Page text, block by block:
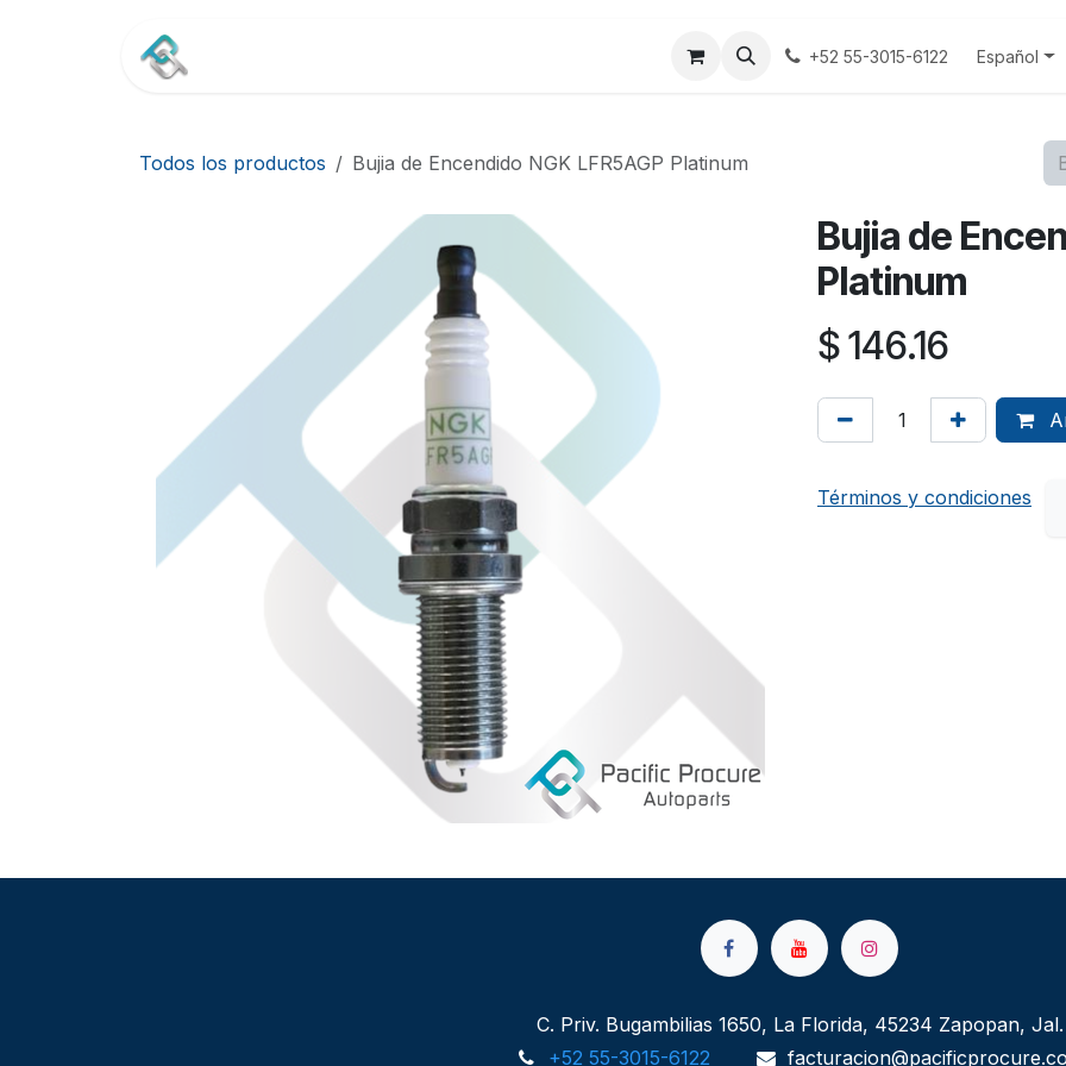
Terminos y Condiciones Aviso Privacidad
+52 55-3015-6122 Español
Todos los productos Bujia de Encendido NGK LFR5AGP Platinum
Bujia de
Platinum
$146.16
Términos y condiciones
C. Priv. Bugambilias 1650, La Florida, 45234 Zapopan, Jal.
+52 55-3015-6122